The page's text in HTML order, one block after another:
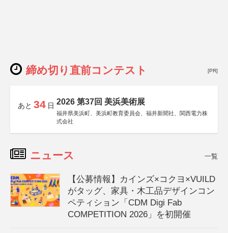
締め切り直前コンテスト [PR]
あと 34 日 2026 第37回 美浜美術展
福井県美浜町、美浜町教育委員会、福井新聞社、関西電力株
式会社
ニュース 一覧
【公募情報】カインズ×コクヨ×VUILD
がタッグ、家具・木工品デザインコン
ペティション「CDM Digi Fab
COMPETITION 2026」を初開催